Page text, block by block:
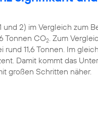
und 2) im Vergleich zum
Tonnen CO2. Zum
11,6 Tonnen. Im
Damit kommt das
großen Schritten näher.